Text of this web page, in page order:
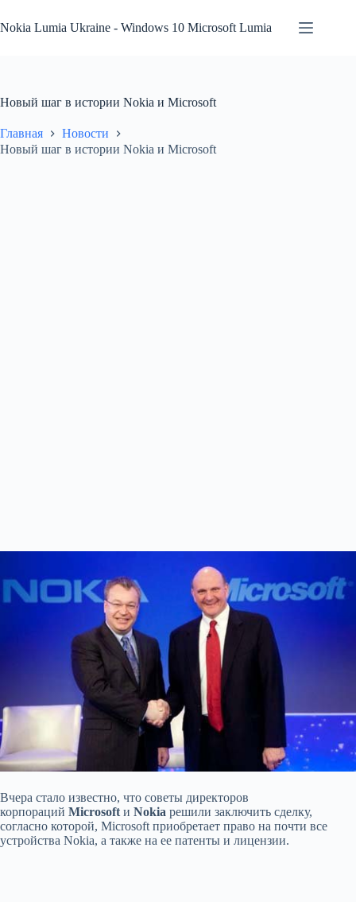
к
сути
Nokia Lumia Ukraine - Windows 10 Microsoft Lumia
Новый шаг в истории Nokia и Microsoft
Главная
Новости
Новый шаг в истории Nokia и Microsoft
Вчера стало известно, что советы директоров
корпораций Microsoft и Nokia решили заключить сделку,
согласно которой, Microsoft приобретает право на почти все
устройства Nokia, а также на ее патенты и лицензии.